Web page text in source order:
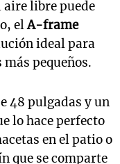
libre puede
elA-frame
ideal para
pequeños.
48 pulgadas y un
lo hace perfecto
en el patio o
que se comparte